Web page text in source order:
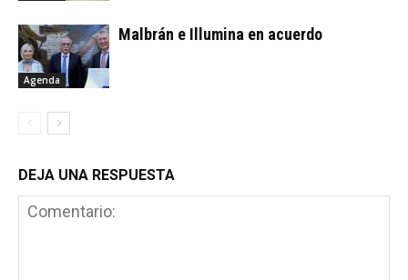
Agenda
Malbrán e Illumina en acuerdo
DEJA UNA RESPUESTA